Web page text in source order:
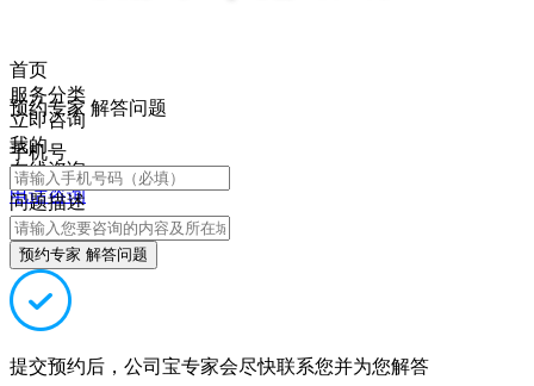
首页
服务分类
立即咨询
我的
在线咨询
电话咨询
预约专家 解答问题
手机号
问题描述
预约专家 解答问题
提交预约后，公司宝专家会尽快联系您并为您解答